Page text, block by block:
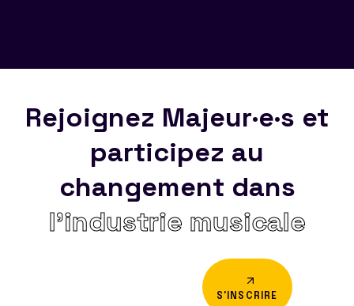
Rejoignez Majeur·e·s et
participez au
changement dans
l’industrie musicale
S'INSCRIRE